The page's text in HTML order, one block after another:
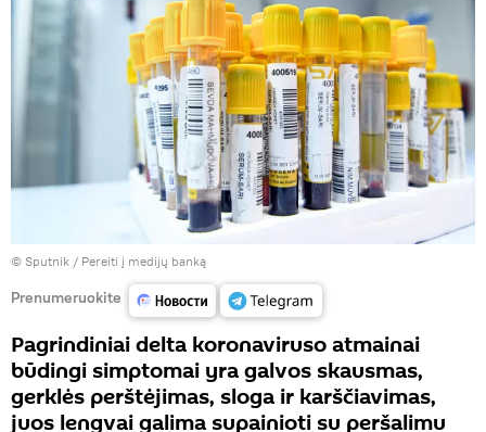
© Sputnik / Pereiti į medijų banką
Prenumeruokite
Pagrindiniai delta koronaviruso atmainai
būdingi simptomai yra galvos skausmas,
gerklės perštėjimas, sloga ir karščiavimas,
juos lengvai galima supainioti su peršalimu